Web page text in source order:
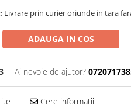
Livrare prin curier oriunde in tara
ADAUGA IN COS
Ai nevoie de ajutor?
Cere informatii